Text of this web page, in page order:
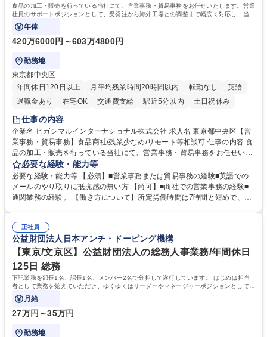
食品の加工・販売を行っている当社にて、営業事務・貿易事務をお任せいたします。営業
社員のサポートポジションとして、受発注から海外工場との調整まで幅広く対応し、当社
事業の根幹を支えていただきます。
年俸
420万6000円～603万4800円
勤務地
東京都中央区
年間休日120日以上
月平均残業時間20時間以内 転勤なし
英語
退職金あり
在宅OK 交通費支給 駅近5分以内 土日祝休み
仕事の内容
企業名 ヒガシマルインターナショナル株式会社 求人名 東京都中央区【営
業事務・貿易事務】食品商社/残業少なめ/リモート等相談可 仕事の内容 食
品の加工・販売を行っている当社にて、営業事務・貿易事務をお任せいた
します。営業社員のサポートポジションとして、受発注から海外工場との
調整まで幅広く対応し、当社事業の根幹を支えていただきます。 ■受発注
業務、請求書発行 ■海外工場とのスケジュール調整 ■在庫管理 ■輸入書類
の確認・作成 ■配送手配 ■通関業者を通して行う輸出入業全般 ■倉庫との
ルプロデュースしているため、商品に関わる全ての業務をサポート頂きま
す。 募集職種 東京都中央区【営業事務・貿易事務】食品商社/残業少なめ/
リモート等相談可
必要な経験・能力等
必要な経験・能力等 【必須】■営業事務または貿易事務の経験■英語での
メールのやり取りに抵抗感の無い方 【尚可】■商社での営業事務の経験■
通関業務の経験。 【働き方について】所定労働時間は7時間と短めで、残
の強み】1991年の設立以来、外食産業を中心としたお客様の多様なニー
ズに沿った冷凍水産物等の生産・輸入・販売を一貫して手掛けています。
自社工場と海外拠点の強固な連携によるワンストップサービスが最大の強
みです。 学歴・資格 学歴：大学院 大学 語学力：英語 資格：
正社員
公益財団法人日本アンチ・ドーピング機構
【東京/文京区】公益財団法人の総務人事業務/年間休日
125日 総務
下記業務を部長1名、課長1名、メンバー2名で分担して遂行しています。 はじめは担当
者として業務を覚えていただき、ゆくゆくはリーダーやマネージャーポジションとして活
躍いただくことを期待しています。
月給
27万円～35万円
勤務地